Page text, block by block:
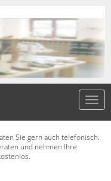
Sie gern auch telefonisch.
und nehmen Ihre